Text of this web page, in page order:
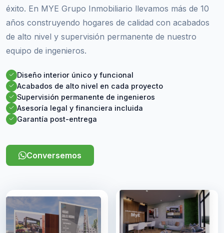
éxito. En MYE Grupo Inmobiliario llevamos más de 10
años construyendo hogares de calidad con acabados
de alto nivel y supervisión permanente de nuestro
equipo de ingenieros.
Diseño interior único y funcional
Acabados de alto nivel en cada proyecto
Supervisión permanente de ingenieros
Asesoría legal y financiera incluida
Garantía post-entrega
Conversemos